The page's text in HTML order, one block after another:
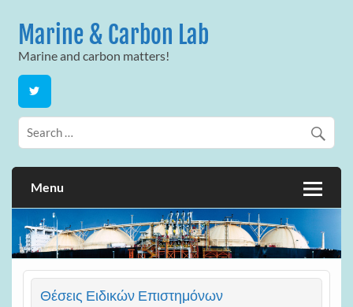
contentMarine & Carbon Lab
Marine and carbon matters!
Menu
Θέσεις Ειδικών Επιστημόνων